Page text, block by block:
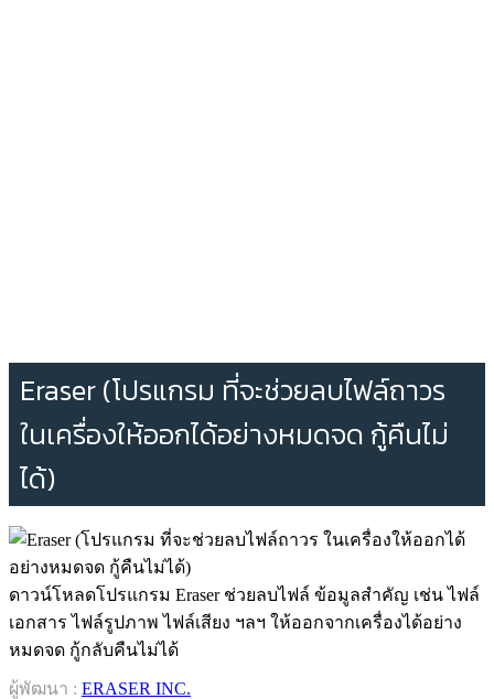
Eraser (โปรแกรม ที่จะช่วยลบไฟล์ถาวร
ในเครื่องให้ออกได้อย่างหมดจด กู้คืนไม่
ได้)
ดาวน์โหลดโปรแกรม Eraser ช่วยลบไฟล์ ข้อมูลสำคัญ เช่น ไฟล์
เอกสาร ไฟล์รูปภาพ ไฟล์เสียง ฯลฯ ให้ออกจากเครื่องได้อย่าง
หมดจด กู้กลับคืนไม่ได้
ผู้พัฒนา : ERASER INC.